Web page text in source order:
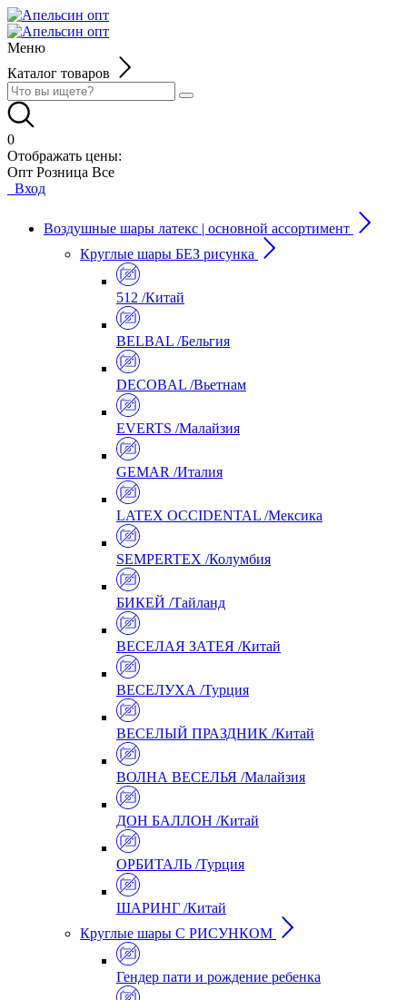
Меню
Каталог товаров
0
Отображать цены:
Опт Розница Все
Вход
Воздушные шары латекс | основной ассортимент
Круглые шары БЕЗ рисунка
512 /Китай
BELBAL /Бельгия
DECOBAL /Вьетнам
EVERTS /Малайзия
GEMAR /Италия
LATEX OCCIDENTAL /Мексика
SEMPERTEX /Колумбия
БИКЕЙ /Тайланд
ВЕСЕЛАЯ ЗАТЕЯ /Китай
ВЕСЕЛУХА /Турция
ВЕСЕЛЫЙ ПРАЗДНИК /Китай
ВОЛНА ВЕСЕЛЬЯ /Малайзия
ДОН БАЛЛОН /Китай
ОРБИТАЛЬ /Турция
ШАРИНГ /Китай
Круглые шары С РИСУНКОМ
Гендер пати и рождение ребенка